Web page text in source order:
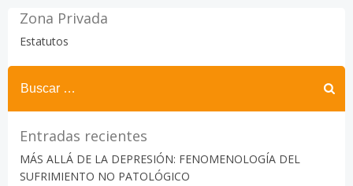
Zona Privada
Estatutos
Buscar:
Entradas recientes
MÁS ALLÁ DE LA DEPRESIÓN: FENOMENOLOGÍA DEL
SUFRIMIENTO NO PATOLÓGICO